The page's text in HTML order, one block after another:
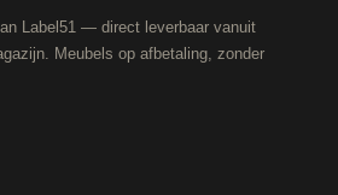
Label51 — direct leverbaar vanuit
Meubels op afbetaling, zonder